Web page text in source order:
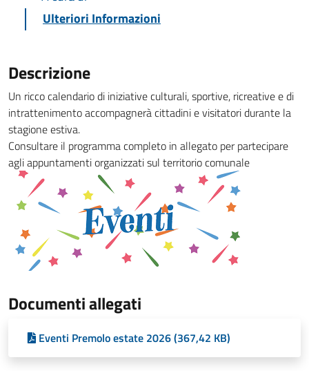
Ulteriori Informazioni
Descrizione
Un ricco calendario di iniziative culturali, sportive, ricreative e di
intrattenimento accompagnerà cittadini e visitatori durante la
stagione estiva.
Consultare il programma completo in allegato per partecipare
agli appuntamenti organizzati sul territorio comunale
Documenti allegati
Eventi Premolo estate 2026 (367,42 KB)